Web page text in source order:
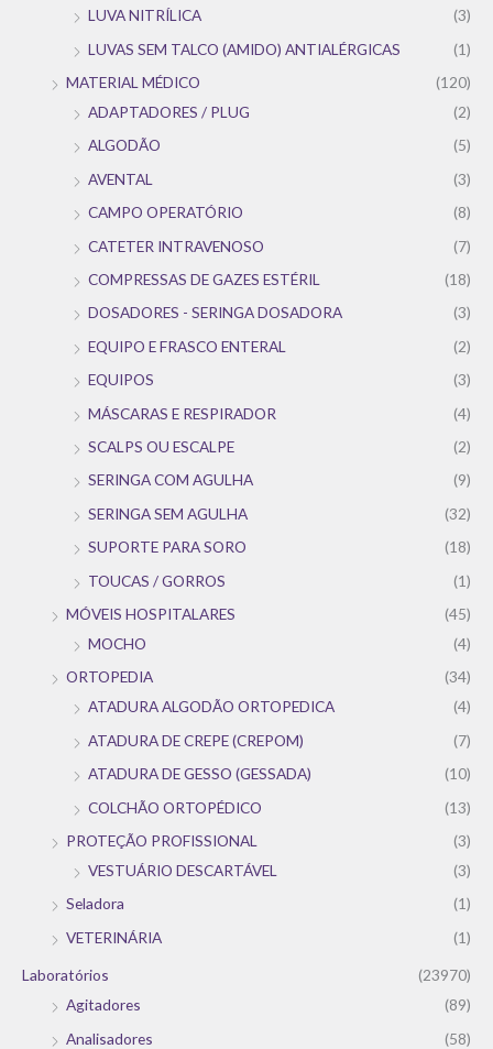
LUVA NITRÍLICA
(3)
LUVAS SEM TALCO (AMIDO) ANTIALÉRGICAS
(1)
MATERIAL MÉDICO
(120)
ADAPTADORES / PLUG
(2)
ALGODÃO
(5)
AVENTAL
(3)
CAMPO OPERATÓRIO
(8)
CATETER INTRAVENOSO
(7)
COMPRESSAS DE GAZES ESTÉRIL
(18)
DOSADORES - SERINGA DOSADORA
(3)
EQUIPO E FRASCO ENTERAL
(2)
EQUIPOS
(3)
MÁSCARAS E RESPIRADOR
(4)
SCALPS OU ESCALPE
(2)
SERINGA COM AGULHA
(9)
SERINGA SEM AGULHA
(32)
SUPORTE PARA SORO
(18)
TOUCAS / GORROS
(1)
MÓVEIS HOSPITALARES
(45)
MOCHO
(4)
ORTOPEDIA
(34)
ATADURA ALGODÃO ORTOPEDICA
(4)
ATADURA DE CREPE (CREPOM)
(7)
ATADURA DE GESSO (GESSADA)
(10)
COLCHÃO ORTOPÉDICO
(13)
PROTEÇÃO PROFISSIONAL
(3)
VESTUÁRIO DESCARTÁVEL
(3)
Seladora
(1)
VETERINÁRIA
(1)
Laboratórios
(23970)
Agitadores
(89)
Analisadores
(58)